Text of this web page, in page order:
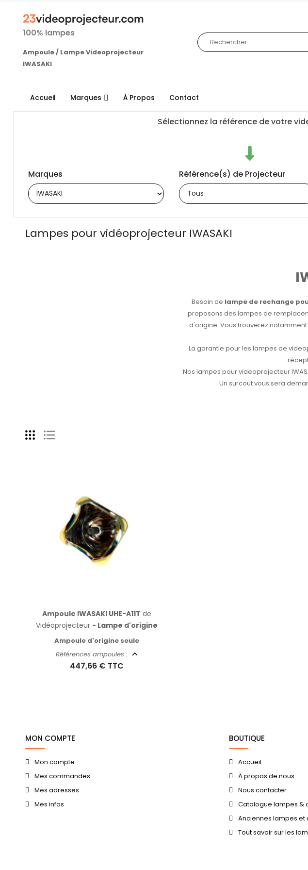
100% lampes
Ampoule / Lampe Videoprojecteur
IWASAKI
Accueil Marques À Propos Contact
Sélectionnez la référence de votre
Marques Référence(s) de Projecteur
Lampes pour vidéoprojecteur IWASAKI
Besoin de lampe de rechange
proposons des lampes de
d'origine. Vous trouverez
La garantie pour les lampes de
Nos lampes pour videoprojecteur
Un surcout vous sera
Ampoule IWASAKI UHE-A11T de
Vidéoprojecteur - Lampe d'origine
Ampoule d'origine seule
Références ampoules :
447,66 € TTC
MON COMPTE
Mon compte
Mes commandes
Mes adresses
Mes infos
BOUTIQUE
Accueil
À propos de nous
Nous contacter
Catalogue lampes &
Anciennes lampes
Tout savoir sur les